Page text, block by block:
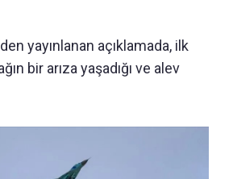
yayınlanan açıklamada, ilk
bir arıza yaşadığı ve alev